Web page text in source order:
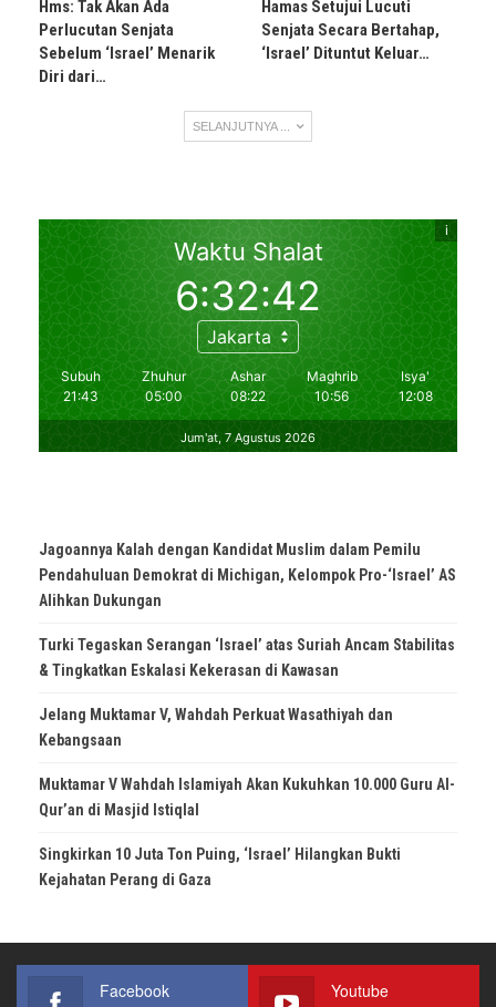
Hms: Tak Akan Ada
Perlucutan Senjata
Sebelum ‘Israel’ Menarik
Diri dari…
Hamas Setujui Lucuti
Senjata Secara Bertahap,
‘Israel’ Dituntut Keluar…
SELANJUTNYA ...
Jagoannya Kalah dengan Kandidat Muslim dalam Pemilu
Pendahuluan Demokrat di Michigan, Kelompok Pro-‘Israel’ AS
Alihkan Dukungan
Turki Tegaskan Serangan ‘Israel’ atas Suriah Ancam Stabilitas
& Tingkatkan Eskalasi Kekerasan di Kawasan
Jelang Muktamar V, Wahdah Perkuat Wasathiyah dan
Kebangsaan
Muktamar V Wahdah Islamiyah Akan Kukuhkan 10.000 Guru Al-
Qur’an di Masjid Istiqlal
Singkirkan 10 Juta Ton Puing, ‘Israel’ Hilangkan Bukti
Kejahatan Perang di Gaza
Facebook Youtube